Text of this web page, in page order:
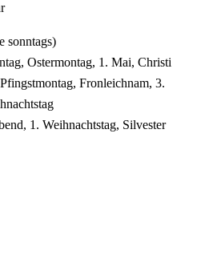
sonntags)
Ostermontag, 1. Mai, Christi
Fronleichnam, 3.
1. Weihnachtstag, Silvester